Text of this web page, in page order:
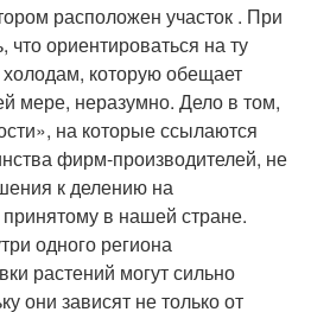
расположен участок . При
ориентироваться на ту
холодам, которую обещает
мере, неразумно. Дело в том,
на которые ссылаются
фирм-производителей, не
к делению на
в нашей стране.
одного региона
растений могут сильно
они зависят не только от